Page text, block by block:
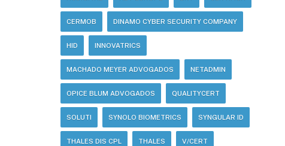
CERMOB DINAMO CYBER SECURITY COMPANY
HID INNOVATRICS
MACHADO MEYER ADVOGADOS NETADMIN
OPICE BLUM ADVOGADOS QUALITYCERT
SOLUTI SYNOLO BIOMETRICS SYNGULAR ID
THALES DIS CPL THALES V/CERT